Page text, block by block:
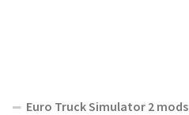
Euro Truck Simulator 2 mods